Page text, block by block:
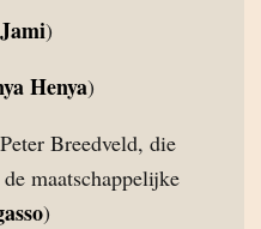
)
Henya)
Breedveld, die
maatschappelijke
)